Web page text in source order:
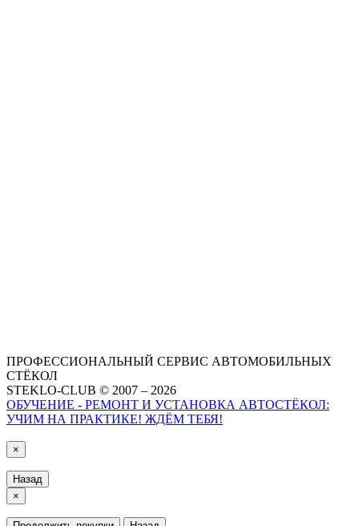
ПРОФЕССИОНАЛЬНЫЙ СЕРВИС АВТОМОБИЛЬНЫХ
СТЁКОЛ
STEKLO-CLUB © 2007 – 2026
ОБУЧЕНИЕ - РЕМОНТ И УСТАНОВКА АВТОСТЁКОЛ:
УЧИМ НА ПРАКТИКЕ! ЖДЁМ ТЕБЯ!
×
Назад
×